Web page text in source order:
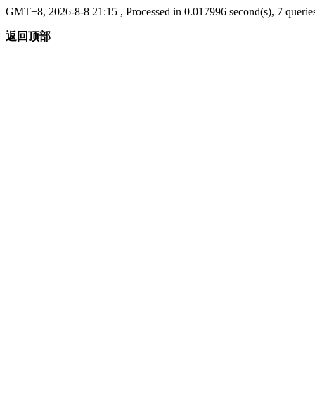
GMT+8, 2026-8-8 21:15 , Processed in 0.017996 second(s), 7
返回顶部